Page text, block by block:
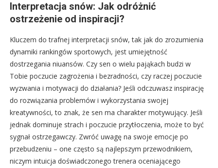
Interpretacja snów: Jak odróżnić
ostrzeżenie od inspiracji?
Kluczem do trafnej interpretacji snów, tak jak do zrozumienia
dynamiki rankingów sportowych, jest umiejętność
dostrzegania niuansów. Czy sen o wielu pająkach budzi w
Tobie poczucie zagrożenia i bezradności, czy raczej poczucie
wyzwania i motywacji do działania? Jeśli odczuwasz inspirację
do rozwiązania problemów i wykorzystania swojej
kreatywności, to znak, że sen ma charakter motywujący. Jeśli
jednak dominuje strach i poczucie przytłoczenia, może to być
sygnał ostrzegawczy. Zwróć uwagę na swoje emocje po
przebudzeniu – one często są najlepszym przewodnikiem,
niczym intuicja doświadczonego trenera oceniającego